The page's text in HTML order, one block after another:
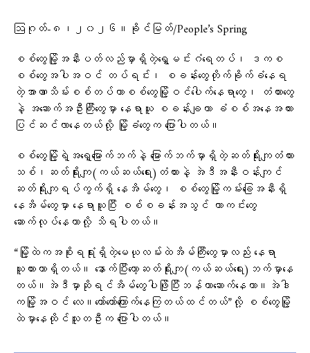
ဩဂုတ်-၈၊၂၀၂၆။ခိုင်မြတ်/People’s Spring
စစ်တွေမြို့အနီးပတ်လည်မှာရှိတဲ့ရွှေမင်းဂံရေတပ်၊ ဒကစ
စစ်တွေအပါအဝင် တပ်ရင်း၊ စခန်းတွေတိုက်ခိုက်ခံနေရ
တဲ့အာဏာသိမ်းစစ်တပ်ဟာစစ်တွေမြို့ဝင်ပေါက်နေရာတွေ၊ တံတားတွေ
နဲ့ အဆောက်အဦးကြီးတွေမှာ နေရာယူ စခန်းချကာ ခံစစ်အနေအထား
ပြင်ဆင်လာနေတယ်လို့ မြို့ခံတွေက ပြောပါတယ်။
စစ်တွေမြို့ရဲ့အရှေ့မြောက်ဘက်နဲ့ မြောက်ဘက်မှာရှိတဲ့ဆတ်ရိုးကျတံတား
သစ်၊ဆတ်ရိုးကျ(ကယ်ဆယ်ရေး)တံတားနဲ့ အဲဒီအနီးဝန်းကျင်
ဆတ်ရိုးကျရပ်ကွက်ရှိ နေအိမ်တွေ၊ စစ်တွေမြို့ကမ်းခြေအနီးရှိ
နေအိမ်တွေမှာ နေရာယူပြီး စစ်စခန်းအသွင် ကာကင်းတွေ
ဆောက်လုပ်နေတာလို့ သိရပါတယ်။
“မြို့ထဲကအစိုးရရုံးရှိတဲ့မေယုလမ်းထဲအိမ်ကြီးတွေမှာလည်း နေရာ
ယူထားတာရှိတယ်။ နောက်ပြီးတော့ဆတ်ရိုးကျ(ကယ်ဆယ်ရေး)ဘက်မှာနေ
တယ်။အဲဒီမှာဆိုရင်အိမ်တွေပါဖြိုပြီးဘန်ကာဆောက်နေတာ။အဲဒါ
ကမြို့အဝင် လေ။တော်တော်ကြောက်နေကြတယ်ထင်တယ်”လို့ စစ်တွေမြို့
ထဲမှာနေထိုင်သူတဦးက ပြောပါတယ်။